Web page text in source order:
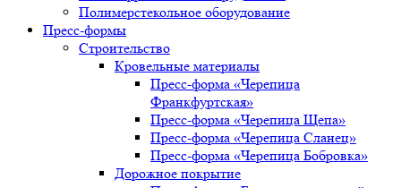
Полимерстекольное оборудование
Пресс-формы
Строительство
Кровельные материалы
Пресс-форма «Черепица
Франкфуртская»
Пресс-форма «Черепица Щепа»
Пресс-форма «Черепица Сланец»
Пресс-форма «Черепица Бобровка»
Дорожное покрытие